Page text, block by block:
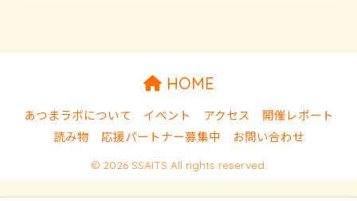
HOME
あつまラボについて イベント アクセス
開催レポート
読み物
応援パートナー募集中 お問い合わせ
© 2026 SSAITS All rights reserved.